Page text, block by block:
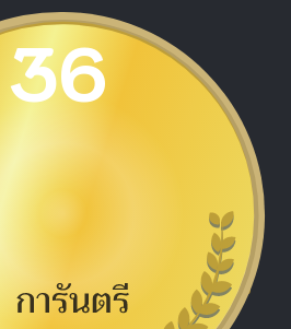
36
ดีมาก
ม หมายเลข 36 สื่อแห่ง
ความรัก